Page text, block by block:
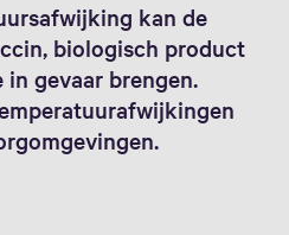
kan de
biologisch product
gevaar brengen.